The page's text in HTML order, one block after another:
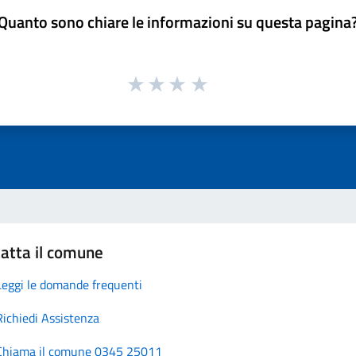
sono chiare le informazioni su questa
il comune
le domande frequenti
Assistenza
il comune 0345 25011